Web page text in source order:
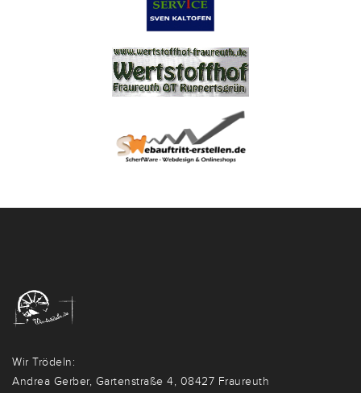
Wir Trödeln:
Andrea Gerber, Gartenstraße 4, 08427 Fraureuth